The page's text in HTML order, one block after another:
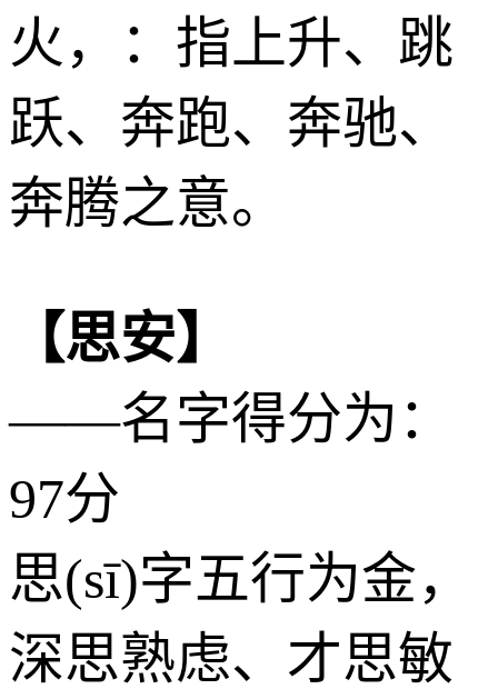
火 ，：指上升、跳
跃、奔跑、奔驰、
奔腾之意。
【思安】
——名字得分为：
97分
思(sī)字五行为金，
深思熟虑、才思敏